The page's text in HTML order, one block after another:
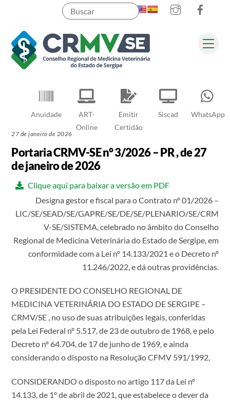
content
Instagram
Anuidade
ART-
Online
Emitir
Certidão
Siscad WhatsApp
27 de janeiro de 2026
Portaria CRMV-SE n° 3/2026 – PR , de 27
de janeiro de 2026
Clique aqui para baixar a versão em PDF
Designa gestor e fiscal para o Contrato nº 01/2026 –
LIC/SE/SEAD/SE/GAPRE/SE/DE/SE/PLENARIO/SE/CRM
V-SE/SISTEMA, celebrado no âmbito do Conselho
Regional de Medicina Veterinária do Estado de Sergipe, em
conformidade com a Lei nº 14.133/2021 e o Decreto nº
11.246/2022, e dá outras providências.
O PRESIDENTE DO CONSELHO REGIONAL DE
MEDICINA VETERINÁRIA DO ESTADO DE SERGIPE –
CRMV/SE , no uso de suas atribuições legais, conferidas
pela Lei Federal nº 5.517, de 23 de outubro de 1968, e pelo
Decreto nº 64.704, de 17 de junho de 1969, e ainda
considerando o disposto na Resolução CFMV 591/1992,
CONSIDERANDO o disposto no artigo 117 da Lei nº
14.133, de 1º de abril de 2021, que estabelece o dever da